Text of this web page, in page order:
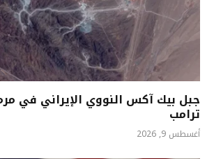
جبل بيك آكس النووي الإيراني في
ترامب
أغسطس 9, 2026